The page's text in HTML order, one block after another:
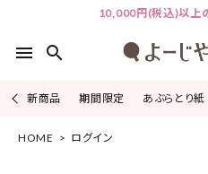
10,000円(税込)以上
menu search
新商品 期間限定 あぶらとり紙
ACCOUNT MENU
HOME ログイン